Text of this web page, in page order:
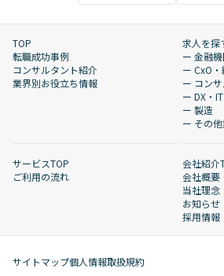
TOP
転職成功事例
コンサルタント紹介
業界別お役立ち情報
求人を探
ー 金融
ー CxO
ー コン
ー DX・IT
ー 製造
ー その
サービスTOP
ご利用の流れ
会社紹介
会社概要
当社理念
お知らせ
採用情報
サイトマップ個人情報取扱規約